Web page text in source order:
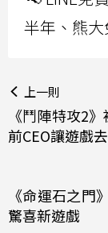
半年、熊
上一則
《鬥陣特攻2
前CEO讓遊戲
《命運石之門
驚喜新遊戲